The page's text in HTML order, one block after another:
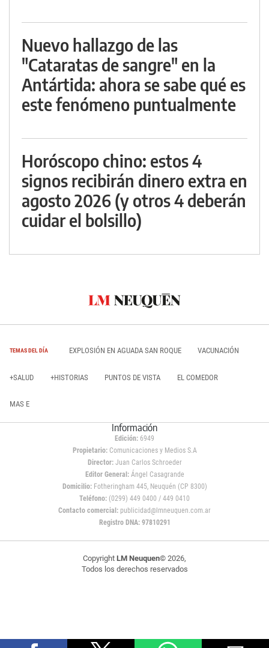
Nuevo hallazgo de las
"Cataratas de sangre" en la
Antártida: ahora se sabe qué es
este fenómeno puntualmente
Horóscopo chino: estos 4
signos recibirán dinero extra en
agosto 2026 (y otros 4 deberán
cuidar el bolsillo)
TEMAS DEL DÍA EXPLOSIÓN EN AGUADA SAN ROQUE VACUNACIÓN
+SALUD +HISTORIAS PUNTOS DE VISTA EL COMEDOR
MAS E
Información
Edición: 6949
Propietario:Comunicaciones y Medios S.A
Director: Juan Carlos Schroeder
Editor General:Ángel Casagrande
Domicilio:Fotheringham 445, Neuquén (CP 8300)
Teléfono: (0299) 449 0400 / 449 0410
Contacto comercial: publicidad@lmneuquen.com.ar
Registro DNA: 97810291
Copyright LM Neuquen© 2026,
Todos los derechos reservados